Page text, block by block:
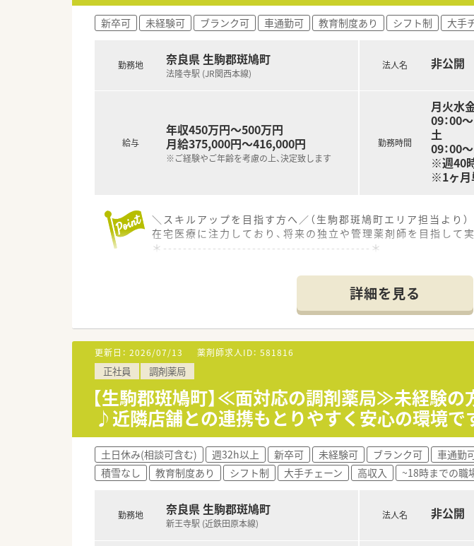
新卒可 未経験可 ブランク可 車通勤可 教育制度あり シフト制 大手
勤務地 奈良県 生駒郡斑鳩町
法隆寺駅 (JR関西本線)
給与
年収450万円～500万円
月給375,000円～416,000円
※ご経験やご年齢を考慮の上、決定致します
法人名 非公開
勤務時間
月火水
09：00
土
09：00
※週40
※1ヶ月
＼スキルアップを目指す方へ／（生駒郡斑鳩町エリア担当より）
在宅医療に注力しており、将来の独立や管理薬剤師を目指して
＊------------------------------------------＊
【店舗情報と応需状況について】
■最寄りの法隆寺駅からは徒歩25分ほどですが、車通勤が可能
■内科と循環器科の処方箋をメインに応需しており、地域に密
■1日の処方箋枚数は約60枚で、常時2から3名の薬剤師体制を
【求人情報について】
■ご経験やご年齢を考慮した上で、年収450万円から500万円の
■週40時間の月単位変形労働時間制を採用しており、日祝と他
■通勤手当の全額支給や車通勤時の距離換算支給など、働きや
【勤務実態について】
■待合室で投薬しながら薬歴を記入できる電子薬歴を採用して
■門前ドクターとの関係性が非常に良好であり、疑義照会など
■年末年始や夏季休暇などの長期休暇も取得可能で、ワークラ
詳細を見る
更新日： 2026/07/13 薬剤師求人ID： 581816
正社員 調剤薬局
【生駒郡斑鳩町】≪面対応の調剤薬局≫未経験の
♪近隣店舗との連携もとりやすく安心の環境で
土日休み(相談可含む) 週32h以上 新卒可 未経験可 ブランク可 車通勤
積雪なし
教育制度あり シフト制 大手チェーン 高収入 ~18時までの職
勤務地 奈良県 生駒郡斑鳩町
新王寺駅 (近鉄田原本線)
法人名 非公開